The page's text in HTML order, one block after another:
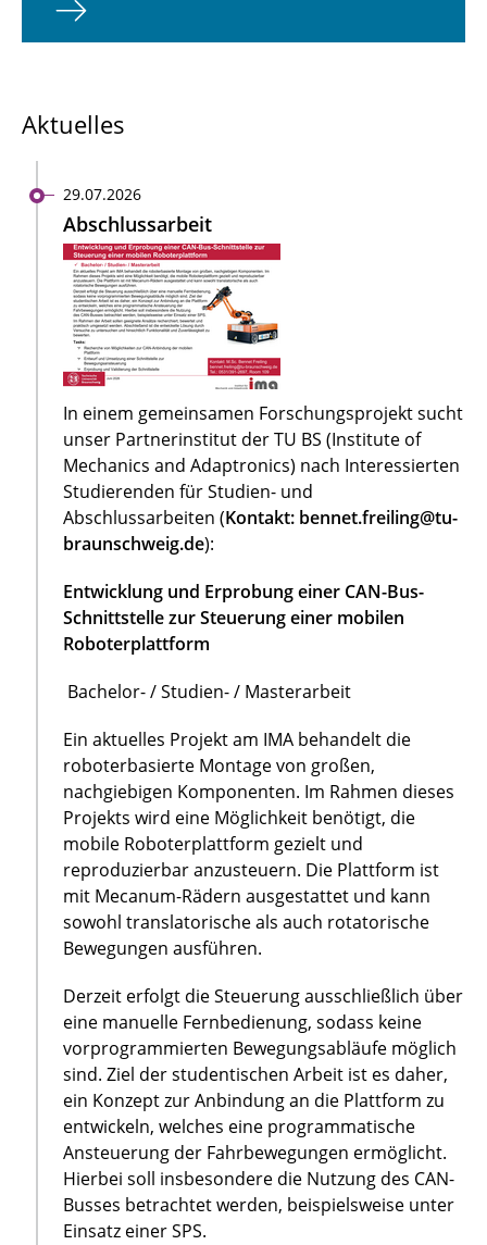
Aktuelles
29.07.2026
Abschlussarbeit
In einem gemeinsamen Forschungsprojekt sucht
unser Partnerinstitut der TU BS (Institute of
Mechanics and Adaptronics) nach Interessierten
Studierenden für Studien- und
Abschlussarbeiten (Kontakt: bennet.freiling@tu-
braunschweig.de):
Entwicklung und Erprobung einer CAN-Bus-
Schnittstelle zur Steuerung einer mobilen
Roboterplattform
Bachelor- / Studien- / Masterarbeit
Ein aktuelles Projekt am IMA behandelt die
roboterbasierte Montage von großen,
nachgiebigen Komponenten. Im Rahmen dieses
Projekts wird eine Möglichkeit benötigt, die
mobile Roboterplattform gezielt und
reproduzierbar anzusteuern. Die Plattform ist
mit Mecanum-Rädern ausgestattet und kann
sowohl translatorische als auch rotatorische
Bewegungen ausführen.
Derzeit erfolgt die Steuerung ausschließlich über
eine manuelle Fernbedienung, sodass keine
vorprogrammierten Bewegungsabläufe möglich
sind. Ziel der studentischen Arbeit ist es daher,
ein Konzept zur Anbindung an die Plattform zu
entwickeln, welches eine programmatische
Ansteuerung der Fahrbewegungen ermöglicht.
Hierbei soll insbesondere die Nutzung des CAN-
Busses betrachtet werden, beispielsweise unter
Einsatz einer SPS.